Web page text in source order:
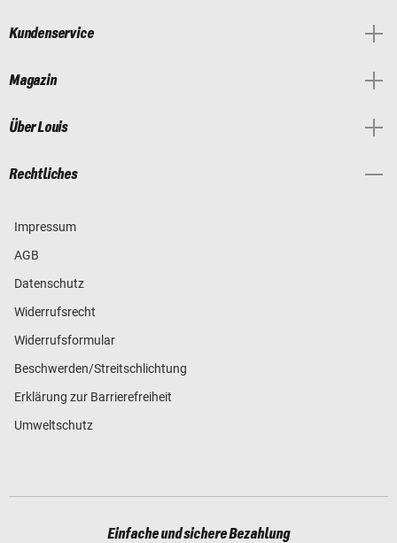
Kundenservice
Magazin
Über Louis
Rechtliches
Impressum
AGB
Datenschutz
Widerrufsrecht
Widerrufsformular
Beschwerden/Streitschlichtung
Erklärung zur Barrierefreiheit
Umweltschutz
Einfache und sichere Bezahlung